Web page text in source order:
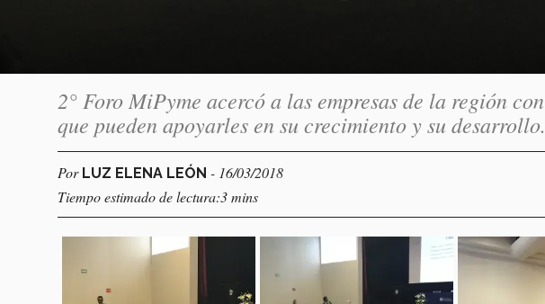
2° Foro MiPyme acercó a las empresas de la región
que pueden apoyarles en su crecimiento y su desarrollo.
Por LUZ ELENA LEÓN - 16/03/2018
Tiempo estimado de lectura:3 mins